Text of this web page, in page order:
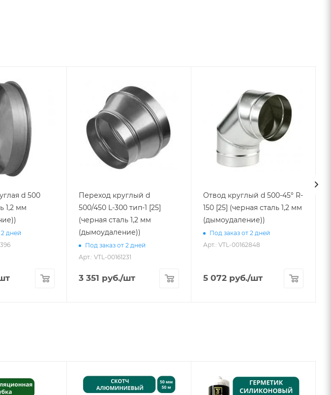
d 500
1,2 мм
дней
Переход круглый d
500/450 L-300 тип-1 [25]
(черная сталь 1,2 мм
(дымоудаление))
Под заказ от 2 дней
Арт.: VTL-00161231
3 351 руб./шт
Отвод круглый d 500-45° R-
150 [25] (черная сталь 1,2 мм
(дымоудаление))
Под заказ от 2 дней
Арт.: VTL-00162848
5 072 руб./шт